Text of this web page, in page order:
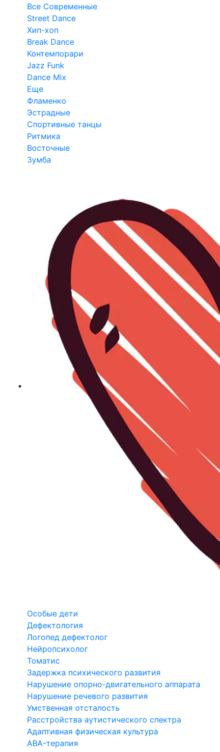
Все Современные
Street Dance
Хип-хоп
Break Dance
Контемпорари
Jazz Funk
Dance Mix
Еще
Фламенко
Эстрадные
Спортивные танцы
Ритмика
Восточные
Зумба
Особые дети
Дефектология
Логопед дефектолог
Нейропсихолог
Томатис
Задержка психического развития
Нарушение опорно-двигательного аппарата
Нарушение речевого развития
Умственная отсталость
Расстройства аутистического спектра
Адаптивная физическая культура
ABA-терапия